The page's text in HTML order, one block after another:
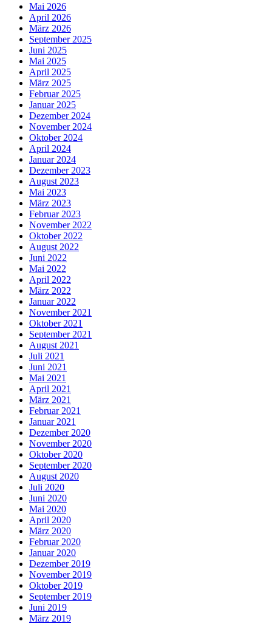
Mai 2026
April 2026
März 2026
September 2025
Juni 2025
Mai 2025
April 2025
März 2025
Februar 2025
Januar 2025
Dezember 2024
November 2024
Oktober 2024
April 2024
Januar 2024
Dezember 2023
August 2023
Mai 2023
März 2023
Februar 2023
November 2022
Oktober 2022
August 2022
Juni 2022
Mai 2022
April 2022
März 2022
Januar 2022
November 2021
Oktober 2021
September 2021
August 2021
Juli 2021
Juni 2021
Mai 2021
April 2021
März 2021
Februar 2021
Januar 2021
Dezember 2020
November 2020
Oktober 2020
September 2020
August 2020
Juli 2020
Juni 2020
Mai 2020
April 2020
März 2020
Februar 2020
Januar 2020
Dezember 2019
November 2019
Oktober 2019
September 2019
Juni 2019
März 2019